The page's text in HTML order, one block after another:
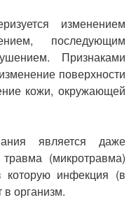
изменением
последующим
Признаками
поверхности
кожи, окружающей
является даже
(микротравма)
которую инфекция (в
в организм.